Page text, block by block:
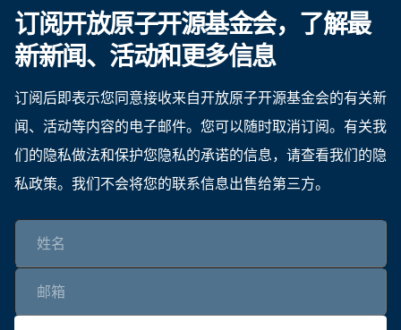
订阅开放原子开源基金会，了解最
新新闻、活动和更多信息
订阅后即表示您同意接收来自开放原子开源基金会的有关新
闻、活动等内容的电子邮件。您可以随时取消订阅。有关我
们的隐私做法和保护您隐私的承诺的信息，请查看我们的隐
私政策。我们不会将您的联系信息出售给第三方。